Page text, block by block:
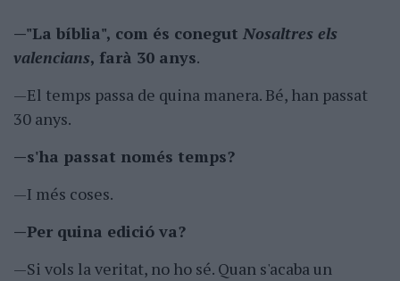
—"La bíblia", com és conegut Nosaltres els
valencians, farà 30 anys.
—El temps passa de quina manera. Bé, han passat
30 anys.
—s'ha passat només temps?
—I més coses.
—Per quina edició va?
—Si vols la veritat, no ho sé. Quan s'acaba un